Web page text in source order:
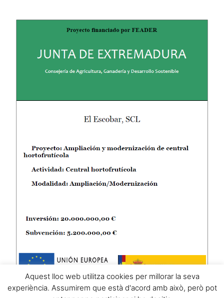
Aquest lloc web utilitza cookies per millorar la seva
experiència. Assumirem que està d'acord amb això, però pot